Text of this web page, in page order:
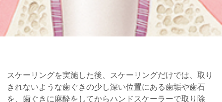
スケーリングを実施した後、スケーリングだけでは、取り
きれないような歯ぐきの少し深い位置にある歯垢や歯石
を、歯ぐきに麻酔をしてからハンドスケーラーで取り除